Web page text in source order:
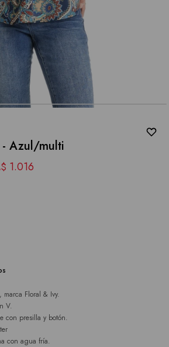
- Azul/multi
$ 1.016
marca Floral & Ivy.
V.
con presilla y botón.
con agua fría.